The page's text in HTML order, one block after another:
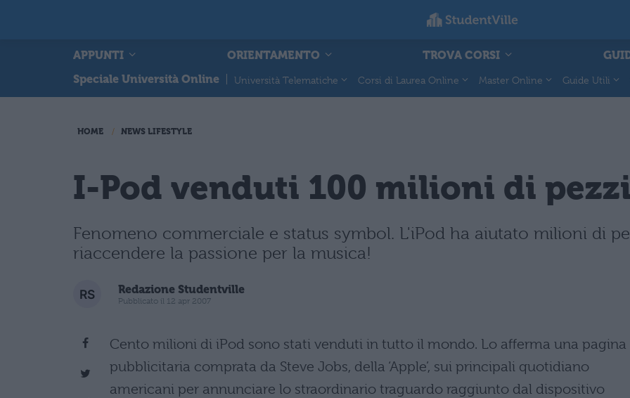
APPUNTI ORIENTAMENTO TROVA CORSI
Speciale Università Online
Università Telematiche Corsi di Laurea Online Master Online Guide Utili
HOME NEWS LIFESTYLE
I-Pod venduti 100 milioni di pezzi
Fenomeno commerciale e status symbol. L'iPod ha aiutato milioni di
riaccendere la passione per la musica!
Redazione Studentville
Pubblicato il 12 apr 2007
Cento milioni di iPod sono stati venduti in tutto il mondo. Lo afferma una pagina
pubblicitaria comprata da Steve Jobs, della ‘Apple’, sui principali quotidiano
americani per annunciare lo straordinario traguardo raggiunto dal dispositivo